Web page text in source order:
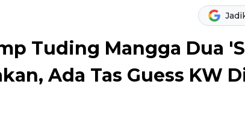
Tuding Mangga Dua
Ada Tas Guess KW